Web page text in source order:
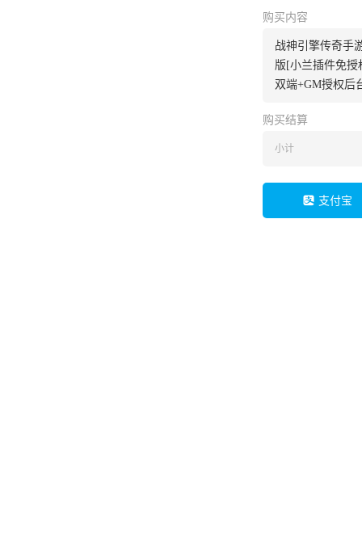
购买内容
战神引擎传奇手
版[小兰插件免授
双端+GM授权后
购买结算
小计
支付宝